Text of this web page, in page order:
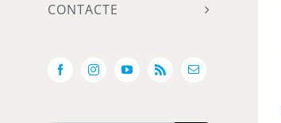
CONTACTE
FacebookInstagramYouTube
Rss Email: